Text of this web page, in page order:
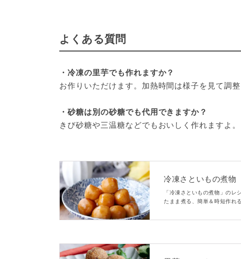
よくある質問
・冷凍の里芋でも作れますか？
お作りいただけます。加熱時間は様子を見て調整
・砂糖は別の砂糖でも代用できますか？
きび砂糖や三温糖などでもおいしく作れますよ。
冷凍さといもの煮物
「冷凍さといもの煮物」のレ
たまま煮る、簡単＆時短作れ
おいしさです。